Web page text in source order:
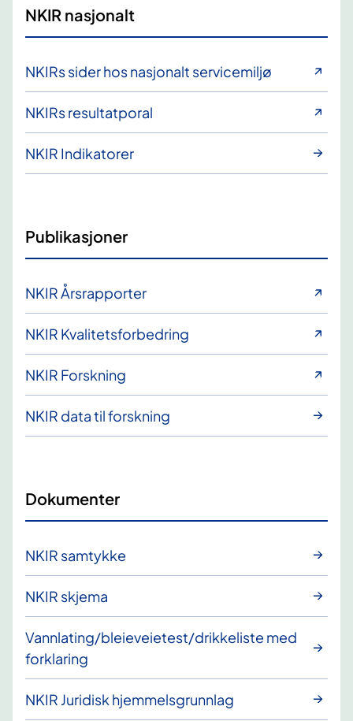
NKIR nasjonalt
NKIRs sider hos nasjonalt servicemiljø
NKIRs resultatporal
NKIR Indikatorer
Publikasjoner
NKIR Årsrapporter
NKIR Kvalitetsforbedring
NKIR Forskning
NKIR data til forskning
Dokumenter
NKIR samtykke
NKIR skjema
Vannlating/bleieveietest/drikkeliste med
forklaring
NKIR Juridisk hjemmelsgrunnlag